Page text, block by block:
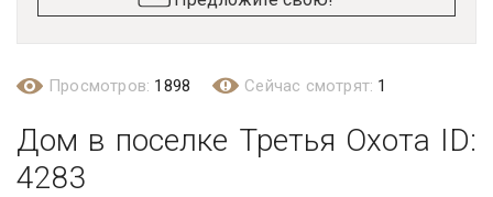
Просмотров: 1898 Сейчас смотрят: 1
Дом в поселке Третья Охота ID:
4283